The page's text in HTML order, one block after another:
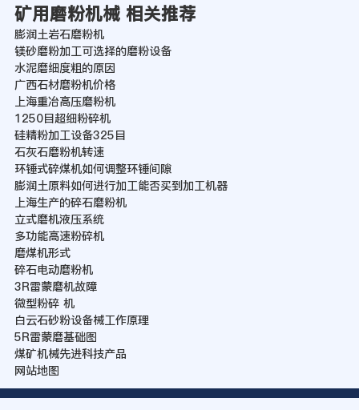
矿用磨粉机械 相关推荐
膨润土岩石磨粉机
镁砂磨粉加工可选择的磨粉设备
水泥磨细度粗的原因
广西石材磨粉机价格
上海重冶高压磨粉机
1250目超细粉碎机
硅精粉加工设备325目
石灰石磨粉机转速
环锤式碎煤机如何调整环锤间隙
膨润土原料如何进行加工能否买到加工机器
上海生产的碎石磨粉机
立式磨机液压系统
多功能高速粉碎机
磨煤机形式
碎石电动磨粉机
3R雷蒙磨机故障
微型粉碎 机
白云石砂粉设备械工作原理
5R雷蒙磨基础图
煤矿机械先进科技产品
网站地图